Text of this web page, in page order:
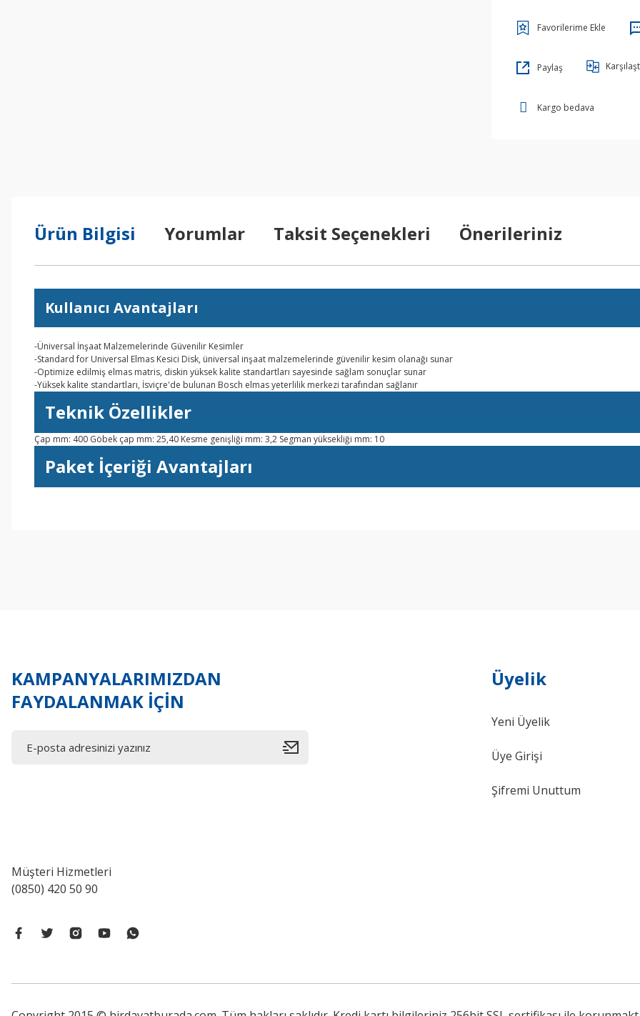
Paylaş
Kargo bedava
Ürün Bilgisi Yorumlar Taksit Seçenekleri Önerileriniz
Kullanıcı Avantajları
-Üniversal İnşaat Malzemelerinde Güvenilir Kesimler
-Standard for Universal Elmas Kesici Disk, üniversal inşaat malzemelerinde güvenilir kesim olanağı sunar
-Optimize edilmiş elmas matris, diskin yüksek kalite standartları sayesinde sağlam sonuçlar sunar
-Yüksek kalite standartları, İsviçre'de bulunan Bosch elmas yeterlilik merkezi tarafından sağlanır
Teknik Özellikler
Çap mm: 400 Göbek çap mm: 25,40 Kesme genişliği mm: 3,2 Segman yüksekliği mm: 10
Paket İçeriği Avantajları
KAMPANYALARIMIZDAN
FAYDALANMAK İÇİN
Müşteri Hizmetleri
(0850) 420 50 90
Üyelik
Yeni Üyelik
Üye Girişi
Şifremi Unuttum